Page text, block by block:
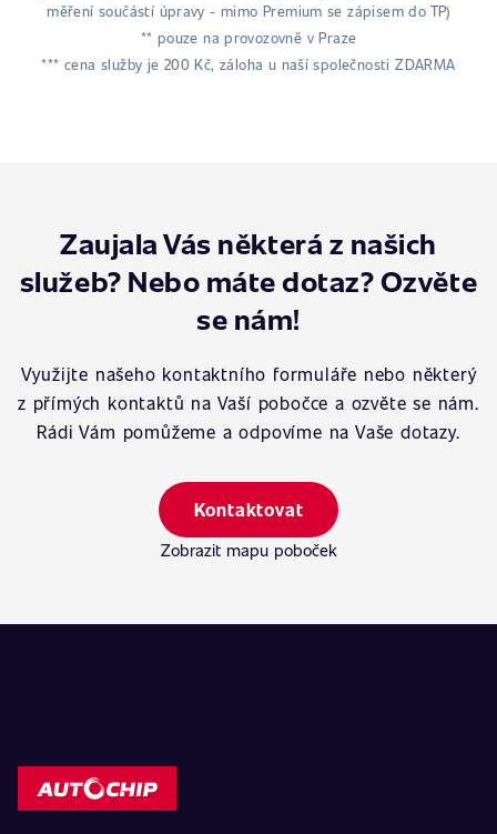
měření součástí úpravy - mimo Premium se zápisem do TP)
** pouze na provozovně v Praze
*** cena služby je 200 Kč, záloha u naší společnosti ZDARMA
Zaujala Vás některá z našich
služeb? Nebo máte dotaz? Ozvěte
se nám!
Využijte našeho kontaktního formuláře nebo některý
z přímých kontaktů na Vaší pobočce a ozvěte se nám.
Rádi Vám pomůžeme a odpovíme na Vaše dotazy.
Kontaktovat
Zobrazit mapu poboček